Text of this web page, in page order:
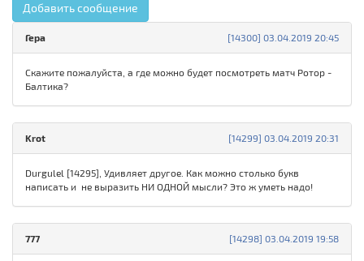
Добавить сообщение
[14300] 03.04.2019 20:45
Гера
Скажите пожалуйста, а где можно будет посмотреть матч Ротор -
Балтика?
[14299] 03.04.2019 20:31
Krot
Durgulel [14295], Удивляет другое. Как можно столько букв
написать и не выразить НИ ОДНОЙ мысли? Это ж уметь надо!
[14298] 03.04.2019 19:58
777